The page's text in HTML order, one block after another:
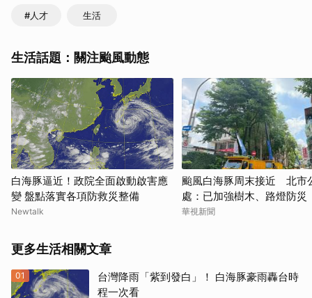
#人才 生活
生活話題：關注颱風動態
白海豚逼近！政院全面啟動啟害應
變 盤點落實各項防救災整備
Newtalk
颱風白海豚周末接近 北市
處：已加強樹木、路燈防災
華視新聞
更多生活相關文章
01
台灣降雨「紫到發白」！ 白海豚豪雨轟台時
程一次看